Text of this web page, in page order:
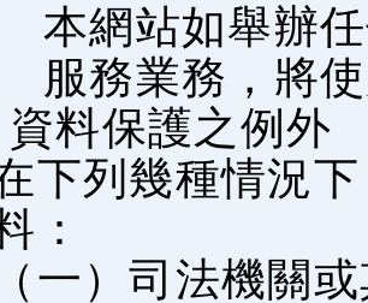
本網站如舉辦
服務業務，將
資料保護之例外
下列幾種情況
：
（一）司法機關